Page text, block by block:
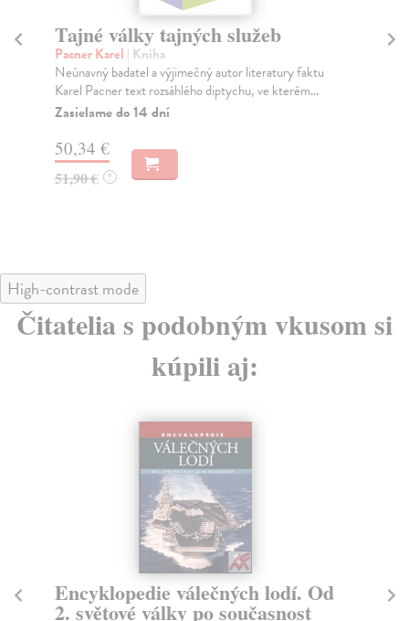
Tajné války tajných služeb
Pacner Karel | Kniha
Neúnavný badatel a výjimečný autor literatury faktu
Karel Pacner text rozsáhlého diptychu, ve kterém...
Zasielame do 14 dní
50,34 €
51,90 € ?
High-contrast mode
Čitatelia s podobným vkusom si
kúpili aj:
Hvězdné války
Kužel Stanislav | Kniha